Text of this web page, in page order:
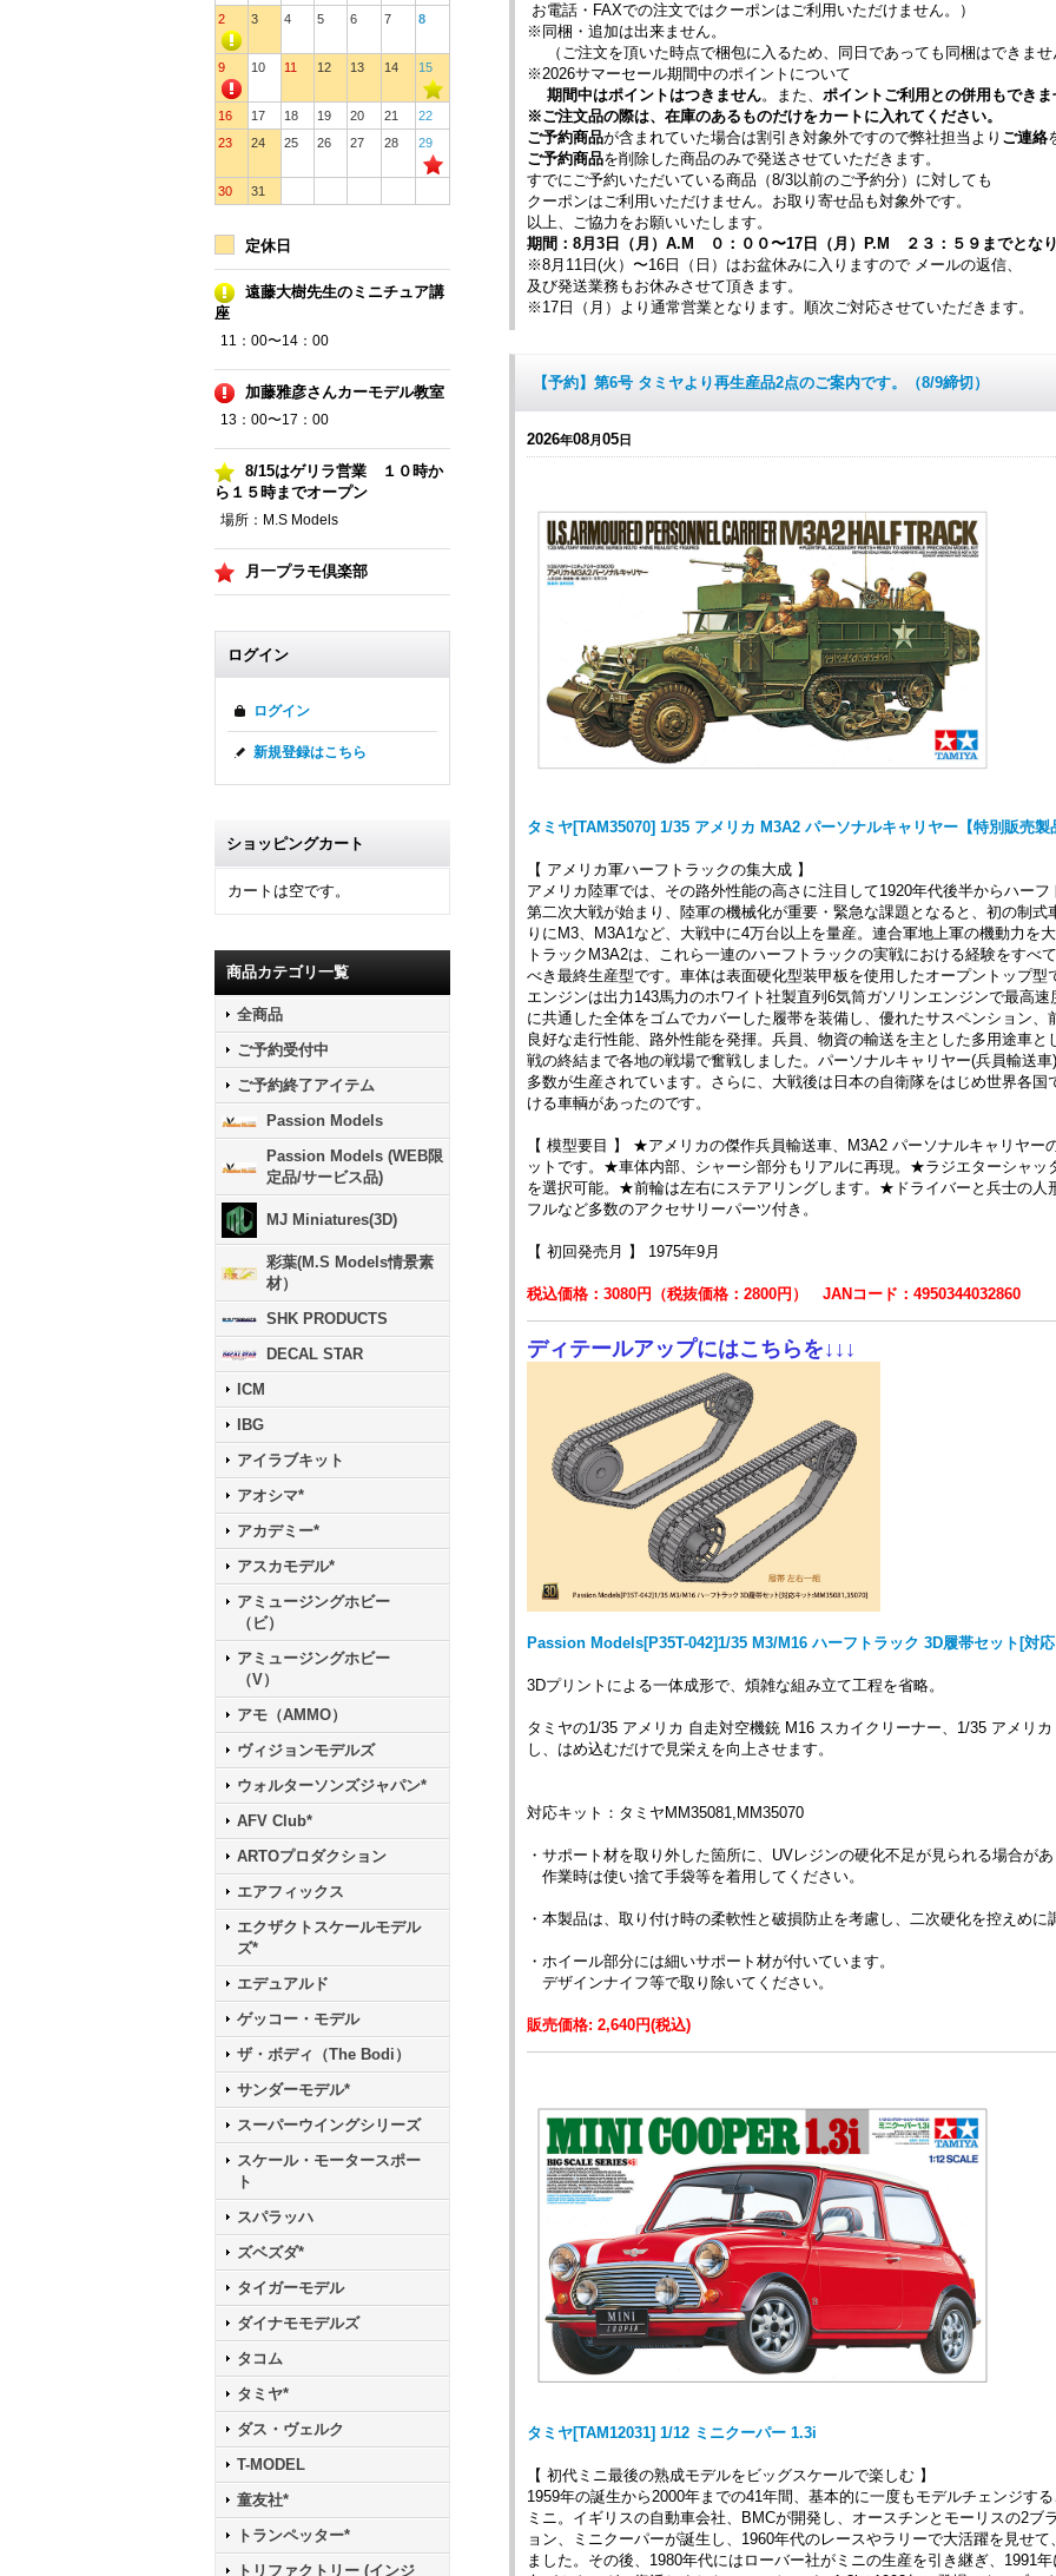
2
3 4 5 6 7 8
9 10 11 12 13 14 15
16 17 18 19 20 21
22
23
24 25 26 27 28 29
30 31
定休日
遠藤大樹先生のミニチュア講
座
11：00〜14：00
加藤雅彦さんカーモデル教室
13：00〜17：00
8/15はゲリラ営業 １０時か
ら１５時までオープン
場所：M.S Models
月一プラモ倶楽部
ログイン
ログイン
新規登録はこちら
ショッピングカート
カートは空です。
商品カテゴリ一覧
全商品
ご予約受付中
ご予約終了アイテム
Passion Models
Passion Models (WEB限
定品/サービス品)
MJ Miniatures(3D)
彩葉(M.S Models情景素
材）
SHK PRODUCTS
DECAL STAR
ICM
IBG
アイラブキット
アオシマ*
アカデミー*
アスカモデル*
アミュージングホビー
（ビ）
アミュージングホビー
（V）
アモ（AMMO）
ヴィジョンモデルズ
ウォルターソンズジャパン*
AFV Club*
ARTOプロダクション
エアフィックス
エクザクトスケールモデル
ズ*
エデュアルド
ゲッコー・モデル
ザ・ボディ（The Bodi）
サンダーモデル*
スーパーウイングシリーズ
スケール・モータースポー
ト
スパラッハ
ズベズダ*
タイガーモデル
ダイナモモデルズ
タコム
タミヤ*
ダス・ヴェルク
T-MODEL
童友社*
トランペッター*
トリファクトリー (インジ
お電話・FAXでの注文ではクーポンはご利用いただけません。）
※同梱・追加は出来ません。
（ご注文を頂いた時点で梱包に入るため、同日であっても同梱はできませ
※2026サマーセール期間中のポイントについて
期間中はポイントはつきません。また、 ポイントご利用との併用もできま
※ご注文品の際は、在庫のあるものだけをカートに入れてください。
ご予約商品が含まれていた場合は割引き対象外ですので弊社担当より ご連絡
ご予約商品を削除した商品のみで発送させていただきます。
すでにご予約いただいている商品（8/3以前のご予約分）に対しても
クーポンはご利用いただけません。お取り寄せ品も対象外です。
以上、ご協力をお願いいたします。
期間：8月3日（月）A.M ０：００〜17日（月）P.M ２３：５９までとな
※8月11日(火）〜16日（日）はお盆休みに入りますので メールの返信、
及び発送業務もお休みさせて頂きます。
※17日（月）より通常営業となります。順次ご対応させていただきます。
【予約】第6号 タミヤより再生産品2点のご案内です。（8/9締切）
2026年08月05日
タミヤ[TAM35070] 1/35 アメリカ M3A2 パーソナルキャリヤー【特別販売
【 アメリカ軍ハーフトラックの集大成 】
アメリカ陸軍では、その路外性能の高さに注目して1920年代後半からハー
第二次大戦が始まり、陸軍の機械化が重要・緊急な課題となると、初の制
りにM3、M3A1など、大戦中に4万台以上を量産。連合軍地上軍の機動力を
トラックM3A2は、これら一連のハーフトラックの実戦における経験をすべ
べき最終生産型です。車体は表面硬化型装甲板を使用したオープントップ
エンジンは出力143馬力のホワイト社製直列6気筒ガソリンエンジンで最高
に共通した全体をゴムでカバーした履帯を装備し、優れたサスペンション
良好な走行性能、路外性能を発揮。兵員、物資の輸送を主とした多用途車
戦の終結まで各地の戦場で奮戦しました。パーソナルキャリヤー(兵員輸送
多数が生産されています。さらに、大戦後は日本の自衛隊をはじめ世界各
ける車輌があったのです。
【 模型要目 】 ★アメリカの傑作兵員輸送車、M3A2 パーソナルキャリヤー
ットです。★車体内部、シャーシ部分もリアルに再現。★ラジエターシャッ
を選択可能。★前輪は左右にステアリングします。★ドライバーと兵士の人
フルなど多数のアクセサリーパーツ付き。
【 初回発売月 】 1975年9月
税込価格：3080円（税抜価格：2800円） JANコード：4950344032860
ディテールアップにはこちらを↓↓↓
Passion Models[P35T-042]1/35 M3/M16 ハーフトラック 3D履帯セット[対
3Dプリントによる一体成形で、煩雑な組み立て工程を省略。
タミヤの1/35 アメリカ 自走対空機銃 M16 スカイクリーナー、1/35 アメリ
し、はめ込むだけで見栄えを向上させます。
対応キット：タミヤMM35081,MM35070
・サポート材を取り外した箇所に、UVレジンの硬化不足が見られる場合が
作業時は使い捨て手袋等を着用してください。
・本製品は、取り付け時の柔軟性と破損防止を考慮し、二次硬化を控えめに
・ホイール部分には細いサポート材が付いています。
デザインナイフ等で取り除いてください。
販売価格: 2,640円(税込)
タミヤ[TAM12031] 1/12 ミニクーパー 1.3i
【 初代ミニ最後の熟成モデルをビッグスケールで楽しむ 】
1959年の誕生から2000年までの41年間、基本的に一度もモデルチェンジす
ミニ。イギリスの自動車会社、BMCが開発し、オースチンとモーリスの2ブ
ョン、ミニクーパーが誕生し、1960年代のレースやラリーで大活躍を見せ
ました。その後、1980年代にはローバー社がミニの生産を引き継ぎ、1991